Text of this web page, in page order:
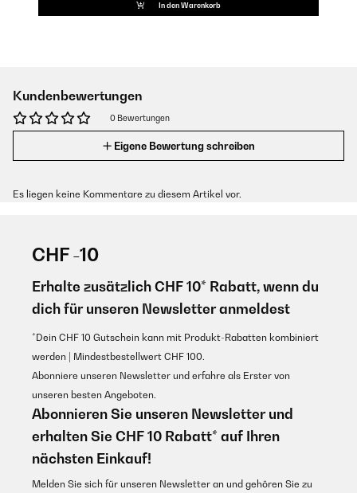
In den Warenkorb
Kundenbewertungen
0 Bewertungen
Eigene Bewertung schreiben
Es liegen keine Kommentare zu diesem Artikel vor.
CHF -10
Erhalte zusätzlich CHF 10* Rabatt, wenn du
dich für unseren Newsletter anmeldest
*Dein CHF 10 Gutschein kann mit Produkt-Rabatten kombiniert
werden | Mindestbestellwert CHF 100.
Abonniere unseren Newsletter und erfahre als Erster von
unseren besten Angeboten.
Abonnieren Sie unseren Newsletter und
erhalten Sie CHF 10 Rabatt* auf Ihren
nächsten Einkauf!
Melden Sie sich für unseren Newsletter an und gehören Sie zu